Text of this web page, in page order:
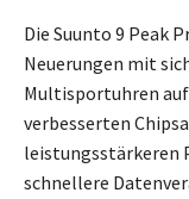
Die Suunto 9 Peak
Neuerungen mit
Multisportuhren
verbesserten
leistungsstärkeren
schnellere